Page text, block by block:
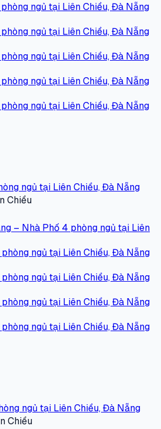
ngủ tại Liên Chiểu, Đà Nẵng
Chiểu
ngủ tại Liên Chiểu, Đà Nẵng
Chiểu